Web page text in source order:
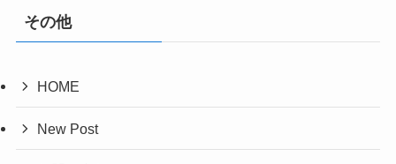
その他
HOME
New Post